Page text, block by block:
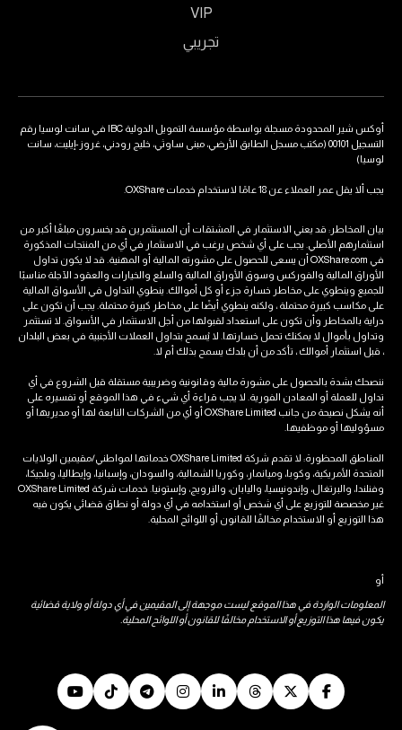
VIP
تجريبي
أوكس شير المحدودة مسجلة بواسطة مؤسسة التمويل الدولية IBC في سانت لوسيا رقم
التسجيل 00101 (مكتب مسجل الطابق الأرضي، مبنى ساوثي، خليج رودني، غروز-إيليت، سانت
لوسيا)
يجب ألا يقل عمر العملاء عن 18 عامًا لاستخدام خدمات OXShare.
بيان المخاطر: قد يعني الاستثمار في المشتقات أن المستثمرين قد يخسرون مبلغًا أكبر من
استثمارهم الأصلي. يجب على أي شخص يرغب في الاستثمار في أي من المنتجات المذكورة
في OXShare.com أن يسعى للحصول على مشورته المالية أو المهنية. قد لا يكون تداول
الأوراق المالية والفوركس وسوق الأوراق المالية والسلع والخيارات والعقود الآجلة مناسبًا
للجميع وينطوي على مخاطر خسارة جزء أو كل أموالك. ينطوي التداول في الأسواق المالية
على مكاسب كبيرة محتملة ، ولكنه ينطوي أيضًا على مخاطر كبيرة محتملة. يجب أن تكون على
دراية بالمخاطر وأن تكون على استعداد لقبولها من أجل الاستثمار في الأسواق. لا تستثمر
وتداول بأموال لا يمكنك تحمل خسارتها. لا يُسمح بتداول العملات الأجنبية في بعض البلدان
، قبل استثمار أموالك ، تأكد من أن بلدك يسمح بذلك أم لا.
ننصحك بشدة بالحصول على مشورة مالية وقانونية وضريبية مستقلة قبل الشروع في أي
تداول للعملة أو المعادن الفورية. لا يجب قراءة أي شيء في هذا الموقع أو تفسيره على
أنه يشكل نصيحة من جانب OXShare Limited أو أي من الشركات التابعة لها أو مديريها أو
مسؤوليها أو موظفيها.
المناطق المحظورة: لا تقدم شركة OXShare Limited خدماتها لمواطني/مقيمين الولايات
المتحدة الأمريكية، وكوبا، وميانمار، وكوريا الشمالية، والسودان، وإسبانيا، وإيطاليا، وبلجيكا،
وفنلندا، والبرتغال، وإندونيسيا، واليابان، والنرويج، وإستونيا. خدمات شركة OXShare Limited
غير مخصصة للتوزيع على أي شخص أو استخدامه في أي دولة أو نطاق قضائي يكون فيه
هذا التوزيع أو الاستخدام مخالفًا للقانون أو اللوائح المحلية.
أو
المعلومات الواردة في هذا الموقع ليست موجهة إلى المقيمين في أي دولة أو ولاية قضائية
يكون فيها هذا التوزيع أو الاستخدام مخالفًا للقانون أو اللوائح المحلية.